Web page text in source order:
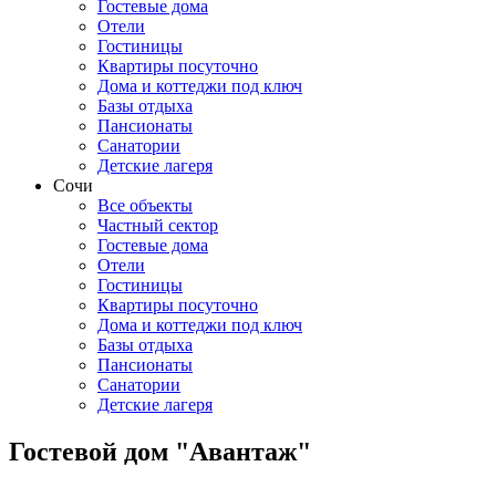
Гостевые дома
Отели
Гостиницы
Квартиры посуточно
Дома и коттеджи под ключ
Базы отдыха
Пансионаты
Санатории
Детские лагеря
Сочи
Все объекты
Частный сектор
Гостевые дома
Отели
Гостиницы
Квартиры посуточно
Дома и коттеджи под ключ
Базы отдыха
Пансионаты
Санатории
Детские лагеря
Гостевой дом "Авантаж"